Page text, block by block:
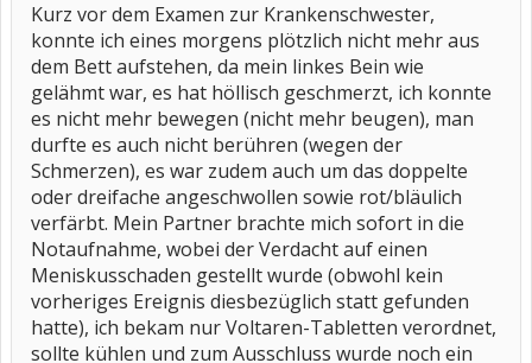
Kurz vor dem Examen zur Krankenschwester,
konnte ich eines morgens plötzlich nicht mehr aus
dem Bett aufstehen, da mein linkes Bein wie
gelähmt war, es hat höllisch geschmerzt, ich konnte
es nicht mehr bewegen (nicht mehr beugen), man
durfte es auch nicht berühren (wegen der
Schmerzen), es war zudem auch um das doppelte
oder dreifache angeschwollen sowie rot/bläulich
verfärbt. Mein Partner brachte mich sofort in die
Notaufnahme, wobei der Verdacht auf einen
Meniskusschaden gestellt wurde (obwohl kein
vorheriges Ereignis diesbezüglich statt gefunden
hatte), ich bekam nur Voltaren-Tabletten verordnet,
sollte kühlen und zum Ausschluss wurde noch ein